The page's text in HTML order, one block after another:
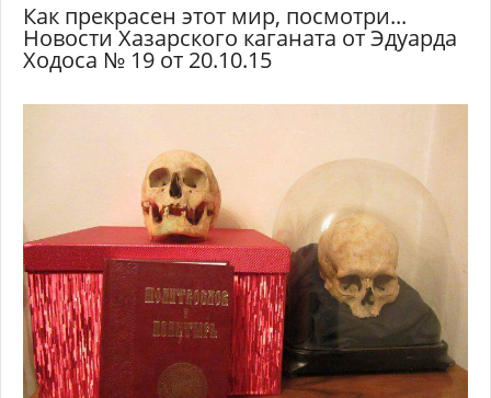
Как прекрасен этот мир, посмотри...
Новости Хазарского каганата от Эдуарда
Ходоса № 19 от 20.10.15